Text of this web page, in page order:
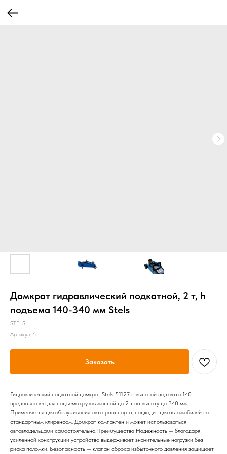
Домкрат гидравлический подкатной, 2 т, h
подъема 140-340 мм Stels
STELS
Артикул: 6
Заказать
Гидравлический подкатной домкрат Stels 51127 с высотой подхвата 140
предназначен для подъема грузов массой до 2 т на высоту до 340 мм.
Применяется для обслуживания автотранспорта, подходит для автомобилей со
стандартным клиренсом. Домкрат компактен и может использоваться
автовладельцами самостоятельно.Преимущества Надежность — благодаря
усиленной конструкции устройство выдерживает значительные нагрузки без
риска поломки. Безопасность — клапан сброса избыточного давления защищает